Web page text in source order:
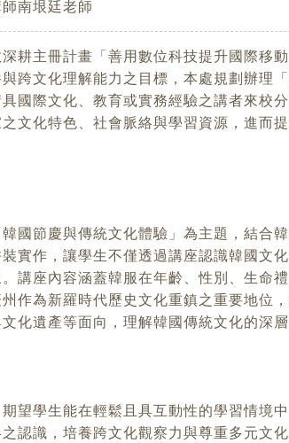
南垠廷老師
耕主冊計畫「善用數位科技提升國際移
跨文化理解能力之目標，本處規劃辦理
國際文化、教育或實務經驗之講者來校
文化特色、社會脈絡與學習資源，進而
國節慶與傳統文化體驗」為主題，結合
實作，讓學生不僅透過講座認識韓國文
講座內容涵蓋韓服在年齡、性別、生命
作為新羅時代歷史文化重鎮之重要地位
化遺產等面向，理解韓國傳統文化的深層
望學生能在輕鬆且具互動性的學習情境
認識，培養跨文化觀察力與尊重多元文